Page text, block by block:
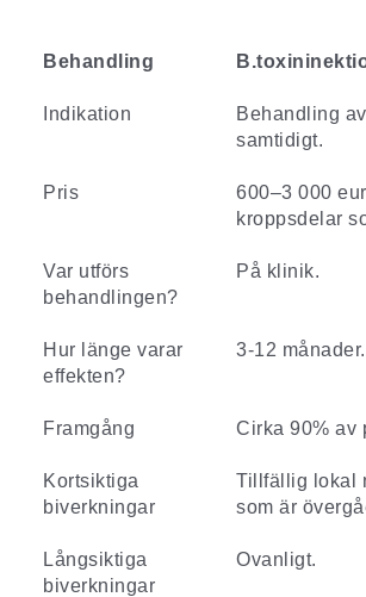
Behandling
Indikation
Behandling
samtidigt.
Pris 600–3 000
kroppsdelar
Var utförs
behandlingen?
På klinik.
Hur länge varar
effekten?
3-12 månader.
Framgång Cirka 90% av
Kortsiktiga
biverkningar
Tillfällig lokal
som är
Långsiktiga
biverkningar
Ovanligt.